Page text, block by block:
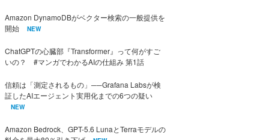
Amazon DynamoDBがベクター検索の一般提供を
開始
NEW
ChatGPTの心臓部『Transformer』って何がすご
いの？ #マンガでわかるAIの仕組み 第1話
信頼は「測定されるもの」──Grafana Labsが検
証したAIエージェント実用化までの6つの疑い
NEW
Amazon Bedrock、GPT-5.6 LunaとTerraモデルの